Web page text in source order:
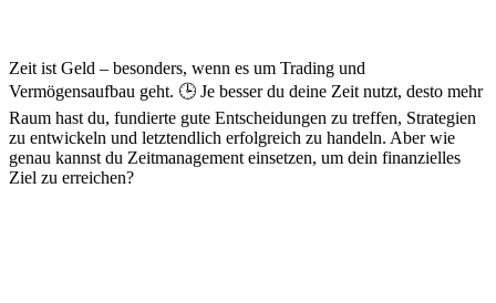
Zeit ist Geld – besonders, wenn es um Trading und
Vermögensaufbau geht. 🕒 Je besser du deine Zeit nutzt, desto mehr
Raum hast du, fundierte gute Entscheidungen zu treffen, Strategien
zu entwickeln und letztendlich erfolgreich zu handeln. Aber wie
genau kannst du Zeitmanagement einsetzen, um dein finanzielles
Ziel zu erreichen?